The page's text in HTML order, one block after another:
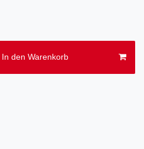
In den Warenkorb